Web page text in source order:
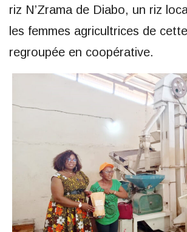
riz N’Zrama de Diabo, un riz
les femmes agricultrices de
regroupée en coopérative.